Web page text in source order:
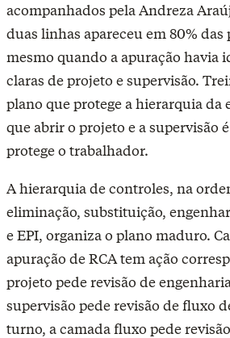
acompanhados pela Andreza
duas linhas apareceu em 80% das
mesmo quando a apuração havia
claras de projeto e supervisão.
plano que protege a hierarquia da
que abrir o projeto e a supervisão
protege o trabalhador.
A hierarquia de controles, na
eliminação, substituição,
e EPI, organiza o plano maduro.
apuração de RCA tem ação
projeto pede revisão de
supervisão pede revisão de fluxo
turno, a camada fluxo pede